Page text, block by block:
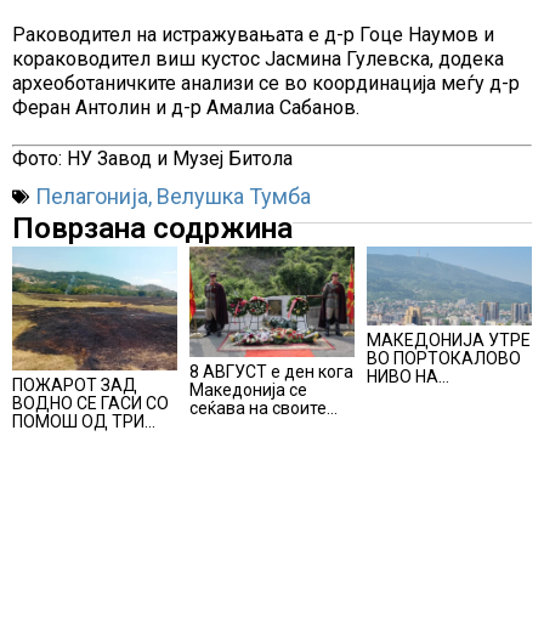
Раководител на истражувањата е д-р Гоце Наумов и
кораководител виш кустос Јасмина Гулевска, додека
археоботаничките анализи се во координација меѓу д-р
Феран Антолин и д-р Амалиа Сабанов.
Фото: НУ Завод и Музеј Битола
Пелагонија, Велушка Тумба
Поврзана содржина
ПОЖАРОТ ЗАД
ВОДНО СЕ ГАСИ СО
ПОМОШ ОД ТРИ
8 АВГУСТ е ден кога
Македонија се
сеќава на своите
МАКЕДОНИЈА УТРЕ
ВО ПОРТОКАЛОВО
НИВО НА